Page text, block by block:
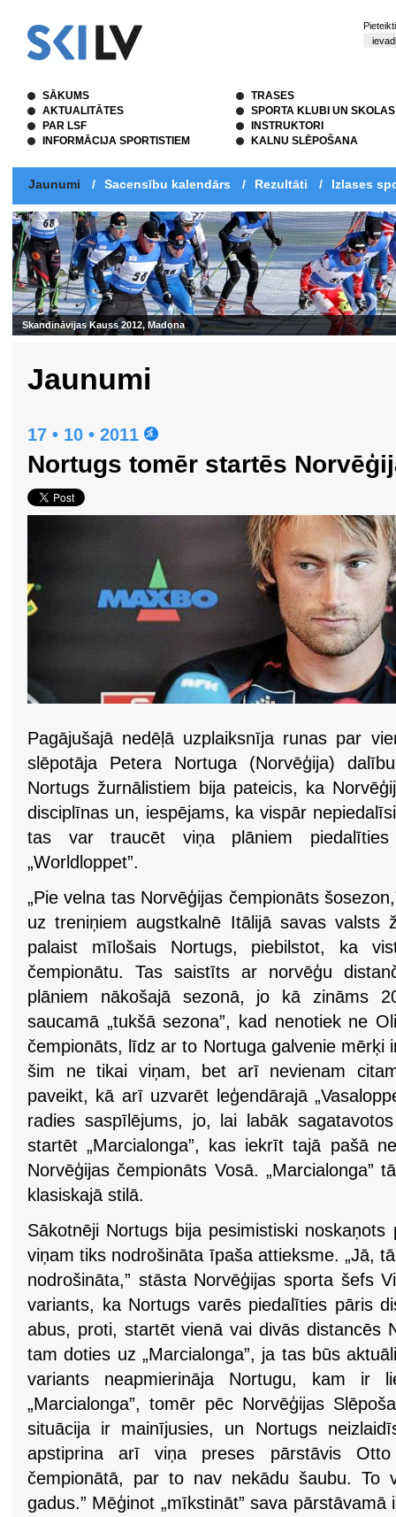
SĀKUMS
AKTUALITĀTES
PAR LSF
INFORMĀCIJA SPORTISTIEM
TRASES
SPORTA KLUBI UN SKOLAS
INSTRUKTORI
KALNU SLĒPOŠANA
Jaunumi / Sacensību kalendārs / Rezultāti / Izlases
Jaunumi
17 • 10 • 2011
Nortugs tomēr startēs
Pagājušajā nedēļā uzplaiksnīja runas par
slēpotāja Petera Nortuga (Norvēģija)
Nortugs žurnālistiem bija pateicis, ka
disciplīnas un, iespējams, ka vispār
tas var traucēt viņa plāniem piedalīties
„Worldloppet”.
„Pie velna tas Norvēģijas čempionāts
uz treniņiem augstkalnē Itālijā savas valsts
palaist mīlošais Nortugs, piebilstot, ka
čempionātu. Tas saistīts ar norvēģu
plāniem nākošajā sezonā, jo kā zināms
saucamā „tukšā sezona”, kad nenotiek ne
čempionāts, līdz ar to Nortuga galvenie mērķi
šim ne tikai viņam, bet arī nevienam
paveikt, kā arī uzvarēt leģendārajā
radies saspīlējums, jo, lai labāk sagatavotos
startēt „Marcialonga”, kas iekrīt tajā pašā
Norvēģijas čempionāts Vosā. „Marcialonga”
klasiskajā stilā.
Sākotnēji Nortugs bija pesimistiski
viņam tiks nodrošināta īpaša attieksme. „Jā,
nodrošināta,” stāsta Norvēģijas sporta šefs
variants, ka Nortugs varēs piedalīties pāris
abus, proti, startēt vienā vai divās distancēs
tam doties uz „Marcialonga”, ja tas būs
variants neapmierināja Nortugu, kam ir
„Marcialonga”, tomēr pēc Norvēģijas
situācija ir mainījusies, un Nortugs
apstiprina arī viņa preses pārstāvis Otto
čempionātā, par to nav nekādu šaubu. To
gadus.” Mēģinot „mīkstināt” sava